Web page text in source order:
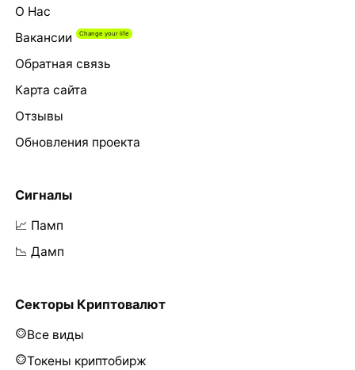
О Нас
Вакансии
Обратная связь
Карта сайта
Отзывы
Обновления проекта
Сигналы
📈 Памп
📉 Дамп
Секторы Криптовалют
Все виды
Токены криптобирж